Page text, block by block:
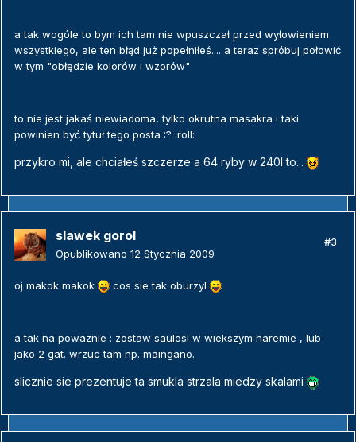
a tak wogóle to bym ich tam nie wpuszczał przed wyłowieniem
wszystkiego, ale ten błąd już popełniłeś.... a teraz spróbuj połowić
w tym "obłędzie kolorów i wzorów"
to nie jest jakaś niewiadoma, tylko okrutna masakra i taki
powinien być tytuł tego posta :? :roll:
przykro mi, ale chciałeś szczerze a 64 ryby w 240l to...
slawek gorol
Opublikowano 12 Stycznia 2009
#3
oj makok makok cos sie tak oburzyl
a tak na powaznie : zostaw saulosi w wiekszym haremie , lub
jako 2 gat. wrzuc tam np. maingano.
slicznie sie prezentuje ta smukla strzala miedzy skalami